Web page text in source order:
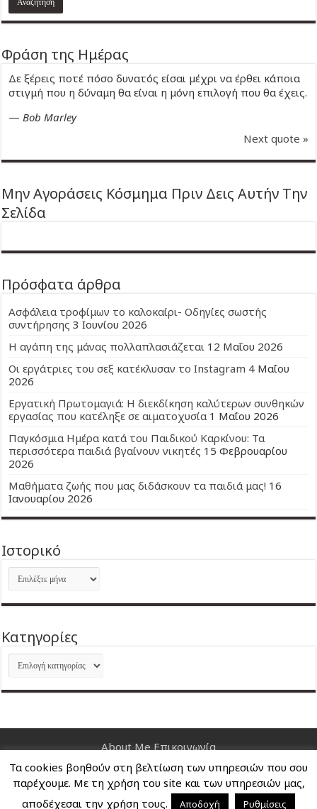
Φράση της Ημέρας
Δε ξέρεις ποτέ πόσο δυνατός είσαι μέχρι να έρθει κάποια
στιγμή που η δύναμη θα είναι η μόνη επιλογή που θα έχεις.
—Bob Marley
Next quote »
Μην Αγοράσεις Κόσμημα Πριν Δεις Αυτήν Την
Σελίδα
Πρόσφατα άρθρα
Ασφάλεια τροφίμων το καλοκαίρι- Οδηγίες σωστής
συντήρησης 3 Ιουνίου 2026
Η αγάπη της μάνας πολλαπλασιάζεται 12 Μαΐου 2026
Οι εργάτριες του σεξ κατέκλυσαν το Instagram 4 Μαΐου
2026
Εργατική Πρωτομαγιά: Η διεκδίκηση καλύτερων συνθηκών
εργασίας που κατέληξε σε αιματοχυσία 1 Μαΐου 2026
Παγκόσμια Ημέρα κατά του Παιδικού Καρκίνου: Τα
περισσότερα παιδιά βγαίνουν νικητές 15 Φεβρουαρίου
2026
Μαθήματα ζωής που μας διδάσκουν τα παιδιά μας! 16
Ιανουαρίου 2026
Ιστορικό
Ιστορικό
Kατηγορίες
Kατηγορίες
About Me Επικοινωνία
Nancy's Blog © Copyright 2026, All Rights Reserved
Τα cookies βοηθούν στη βελτίωση των υπηρεσιών που σου
παρέχουμε. Με τη χρήση του site και των υπηρεσιών μας,
αποδέχεσαι την χρήση τους.
Αποδοχή Ρυθμίσεις